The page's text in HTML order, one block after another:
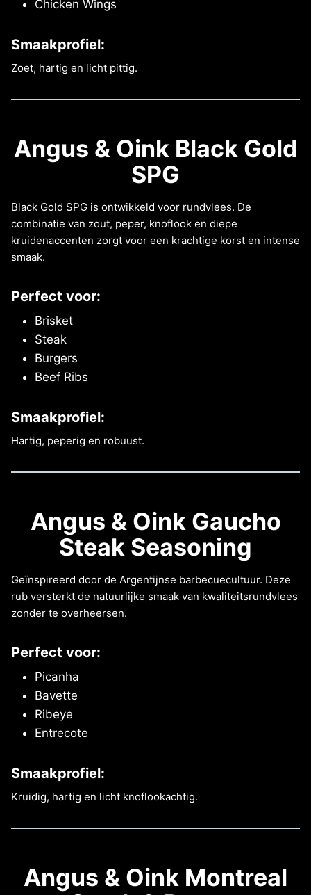
Chicken Wings
Smaakprofiel:
Zoet, hartig en licht pittig.
Angus & Oink Black Gold
SPG
Black Gold SPG is ontwikkeld voor rundvlees. De
combinatie van zout, peper, knoflook en diepe
kruidenaccenten zorgt voor een krachtige korst en intense
smaak.
Perfect voor:
Brisket
Steak
Burgers
Beef Ribs
Smaakprofiel:
Hartig, peperig en robuust.
Angus & Oink Gaucho
Steak Seasoning
Geïnspireerd door de Argentijnse barbecuecultuur. Deze
rub versterkt de natuurlijke smaak van kwaliteitsrundvlees
zonder te overheersen.
Perfect voor:
Picanha
Bavette
Ribeye
Entrecote
Smaakprofiel:
Kruidig, hartig en licht knoflookachtig.
Angus & Oink Montreal